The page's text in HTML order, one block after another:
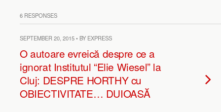
6 RESPONSES
SEPTEMBER 20, 2015 • BY EXPRESS
O autoare evreică despre ce a
ignorat Institutul “Elie Wiesel” la
Cluj: DESPRE HORTHY cu
OBIECTIVITATE… DUIOASĂ